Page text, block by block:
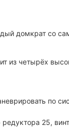
домкрат со
из четырёх
по
25,